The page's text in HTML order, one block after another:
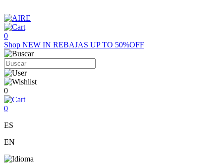
0
Shop NEW IN REBAJAS UP TO 50%OFF
0
0
ES
EN